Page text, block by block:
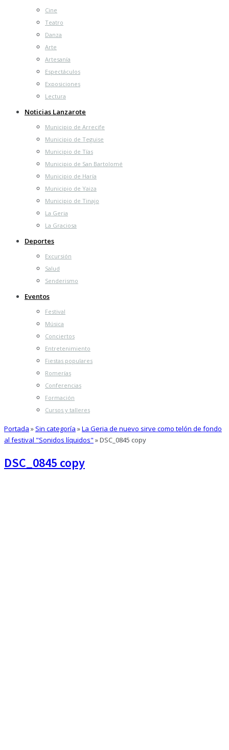
Cine
Teatro
Danza
Arte
Artesanía
Espectáculos
Exposiciones
Lectura
Noticias Lanzarote
Municipio de Arrecife
Municipio de Teguise
Municipio de Tías
Municipio de San Bartolomé
Municipio de Haría
Municipio de Yaiza
Municipio de Tinajo
La Geria
La Graciosa
Deportes
Excursión
Salud
Senderismo
Eventos
Festival
Música
Conciertos
Entretenimiento
Fiestas populares
Romerías
Conferencias
Formación
Cursos y talleres
Portada » Sin categoría »La Geria de nuevo sirve como telón de fondo
al festival "Sonidos líquidos" »DSC_0845 copy
DSC_0845 copy